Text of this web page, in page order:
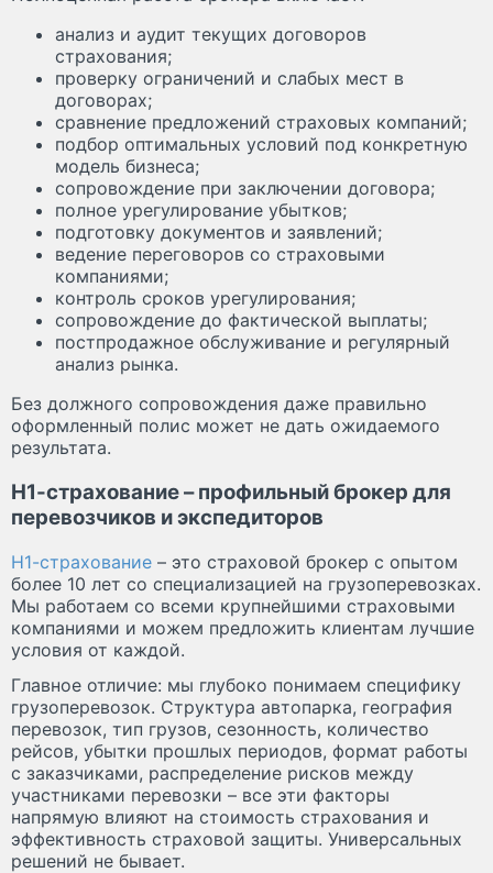
анализ и аудит текущих договоров
страхования;
проверку ограничений и слабых мест в
договорах;
сравнение предложений страховых компаний;
подбор оптимальных условий под конкретную
модель бизнеса;
сопровождение при заключении договора;
полное урегулирование убытков;
подготовку документов и заявлений;
ведение переговоров со страховыми
компаниями;
контроль сроков урегулирования;
сопровождение до фактической выплаты;
постпродажное обслуживание и регулярный
анализ рынка.
Без должного сопровождения даже правильно
оформленный полис может не дать ожидаемого
результата.
Н1-страхование – профильный брокер для
перевозчиков и экспедиторов
Н1-страхование – это страховой брокер с опытом
более 10 лет со специализацией на грузоперевозках.
Мы работаем со всеми крупнейшими страховыми
компаниями и можем предложить клиентам лучшие
условия от каждой.
Главное отличие: мы глубоко понимаем специфику
грузоперевозок. Структура автопарка, география
перевозок, тип грузов, сезонность, количество
рейсов, убытки прошлых периодов, формат работы
с заказчиками, распределение рисков между
участниками перевозки – все эти факторы
напрямую влияют на стоимость страхования и
эффективность страховой защиты. Универсальных
решений не бывает.